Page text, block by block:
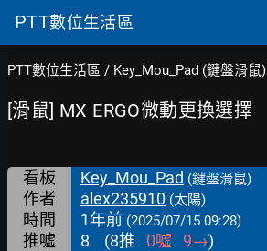
PTT數位生活區
PTT數位生活區 / Key_Mou_Pad (鍵盤滑鼠)
[滑鼠] MX ERGO微動更換選擇
看板 Key_Mou_Pad (鍵盤滑鼠)
作者 alex235910 (太陽)
時間 1年前 (2025/07/15 09:28)
推噓 8 (8推 0噓 9→)